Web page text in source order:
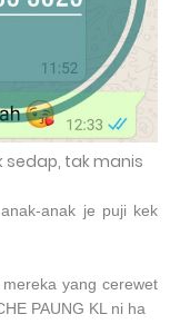
sedap, tak manis
anak je puji kek
yang cerewet
PAUNG KL ni ha